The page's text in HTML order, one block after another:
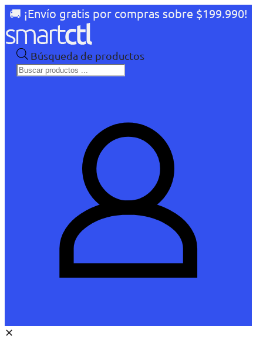
🚚 ¡Envío gratis por compras sobre $199.990!
Búsqueda de productos
✕